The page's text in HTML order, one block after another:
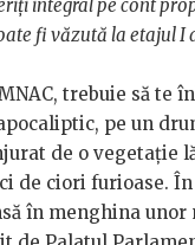
integral pe cont
fi văzută la etajul I
trebuie să te
pe un
de o vegetație
de ciori furioase.
în menghina